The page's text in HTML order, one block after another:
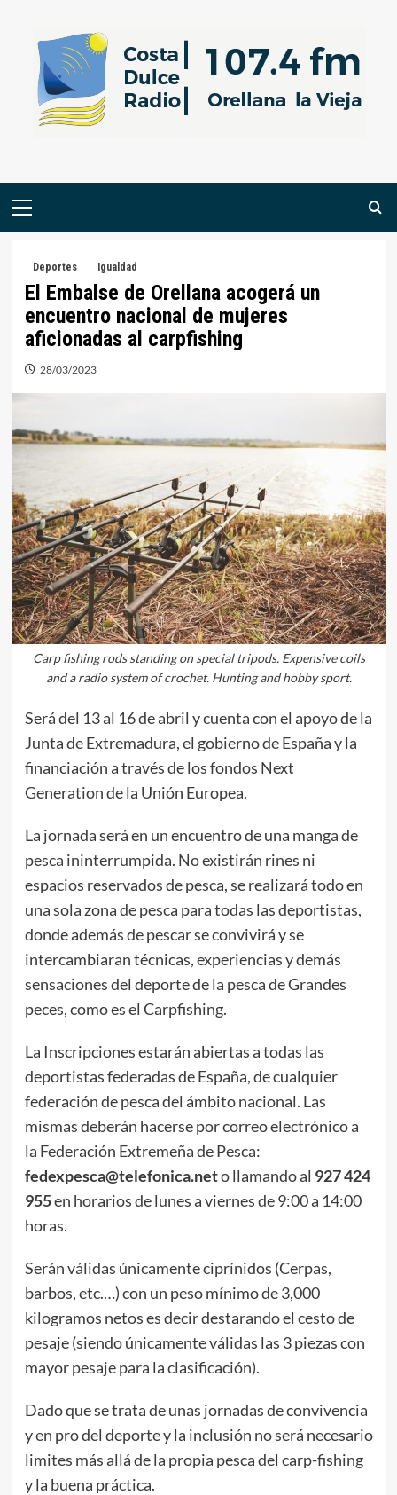
contenido
Menú
Deportes Igualdad
El Embalse de Orellana acogerá un
encuentro nacional de mujeres
aficionadas al carpfishing
28/03/2023
Carp fishing rods standing on special tripods. Expensive coils
and a radio system of crochet. Hunting and hobby sport.
Será del 13 al 16 de abril y cuenta con el apoyo de la
Junta de Extremadura, el gobierno de España y la
financiación a través de los fondos Next
Generation de la Unión Europea.
La jornada será en un encuentro de una manga de
pesca ininterrumpida. No existirán rines ni
espacios reservados de pesca, se realizará todo en
una sola zona de pesca para todas las deportistas,
donde además de pescar se convivirá y se
intercambiaran técnicas, experiencias y demás
sensaciones del deporte de la pesca de Grandes
peces, como es el Carpfishing.
La Inscripciones estarán abiertas a todas las
deportistas federadas de España, de cualquier
federación de pesca del ámbito nacional. Las
mismas deberán hacerse por correo electrónico a
la Federación Extremeña de Pesca:
fedexpesca@telefonica.neto llamando al 927 424
955en horarios de lunes a viernes de 9:00 a 14:00
horas.
Serán válidas únicamente ciprínidos (Cerpas,
barbos, etc.…) con un peso mínimo de 3,000
kilogramos netos es decir destarando el cesto de
pesaje (siendo únicamente válidas las 3 piezas con
mayor pesaje para la clasificación).
Dado que se trata de unas jornadas de convivencia
y en pro del deporte y la inclusión no será necesario
limites más allá de la propia pesca del carp-fishing
y la buena práctica.